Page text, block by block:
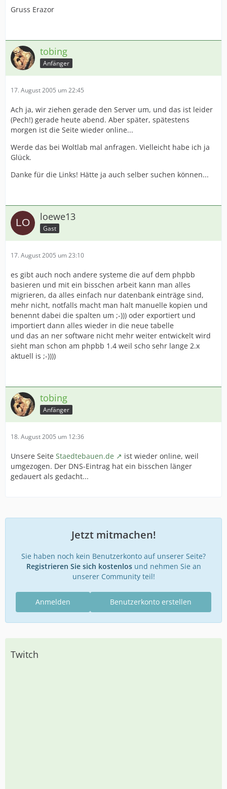
Gruss Erazor
tobing
Anfänger
17. August 2005 um 22:45
Ach ja, wir ziehen gerade den Server um, und das ist leider
(Pech!) gerade heute abend. Aber später, spätestens
morgen ist die Seite wieder online...
Werde das bei Woltlab mal anfragen. Vielleicht habe ich ja
Glück.
Danke für die Links! Hätte ja auch selber suchen können...
loewe13
Gast
17. August 2005 um 23:10
es gibt auch noch andere systeme die auf dem phpbb
basieren und mit ein bisschen arbeit kann man alles
migrieren, da alles einfach nur datenbank einträge sind,
mehr nicht, notfalls macht man halt manuelle kopien und
benennt dabei die spalten um ;-))) oder exportiert und
importiert dann alles wieder in die neue tabelle
und das an ner software nicht mehr weiter entwickelt wird
sieht man schon am phpbb 1.4 weil scho sehr lange 2.x
aktuell is ;-))))
tobing
Anfänger
18. August 2005 um 12:36
Unsere Seite Staedtebauen.de
ist wieder online, weil
umgezogen. Der DNS-Eintrag hat ein bisschen länger
gedauert als gedacht...
Jetzt mitmachen!
Sie haben noch kein Benutzerkonto auf unserer Seite?
Registrieren Sie sich kostenlosund nehmen Sie an
unserer Community teil!
Benutzerkonto erstellen
Anmelden
Twitch